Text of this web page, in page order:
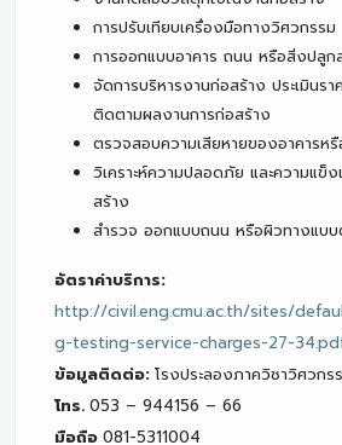
การปรับเทียบเครื่องมือทางวิศวกรรม
การออกแบบอาคาร ถนน หรือสิ่งปลูก
จัดการบริหารงานก่อสร้าง ประเมินร
ติดตามผลงานการก่อสร้าง
ตรวจสอบความเสียหายของอาคารห
วิเคราะห์ความปลอดภัย และความแข็
สร้าง
สำรวจ ออกแบบถนน หรือผิวทางแบ
อัตราค่าบริการ:
http://civil.eng.cmu.ac.th/sites/
g-testing-service-charges-27-
ข้อมูลติดต่อ: โรงประลองภาควิชาวิศวกร
โทร. 053 – 944156 – 66
มือถือ 081-5311004